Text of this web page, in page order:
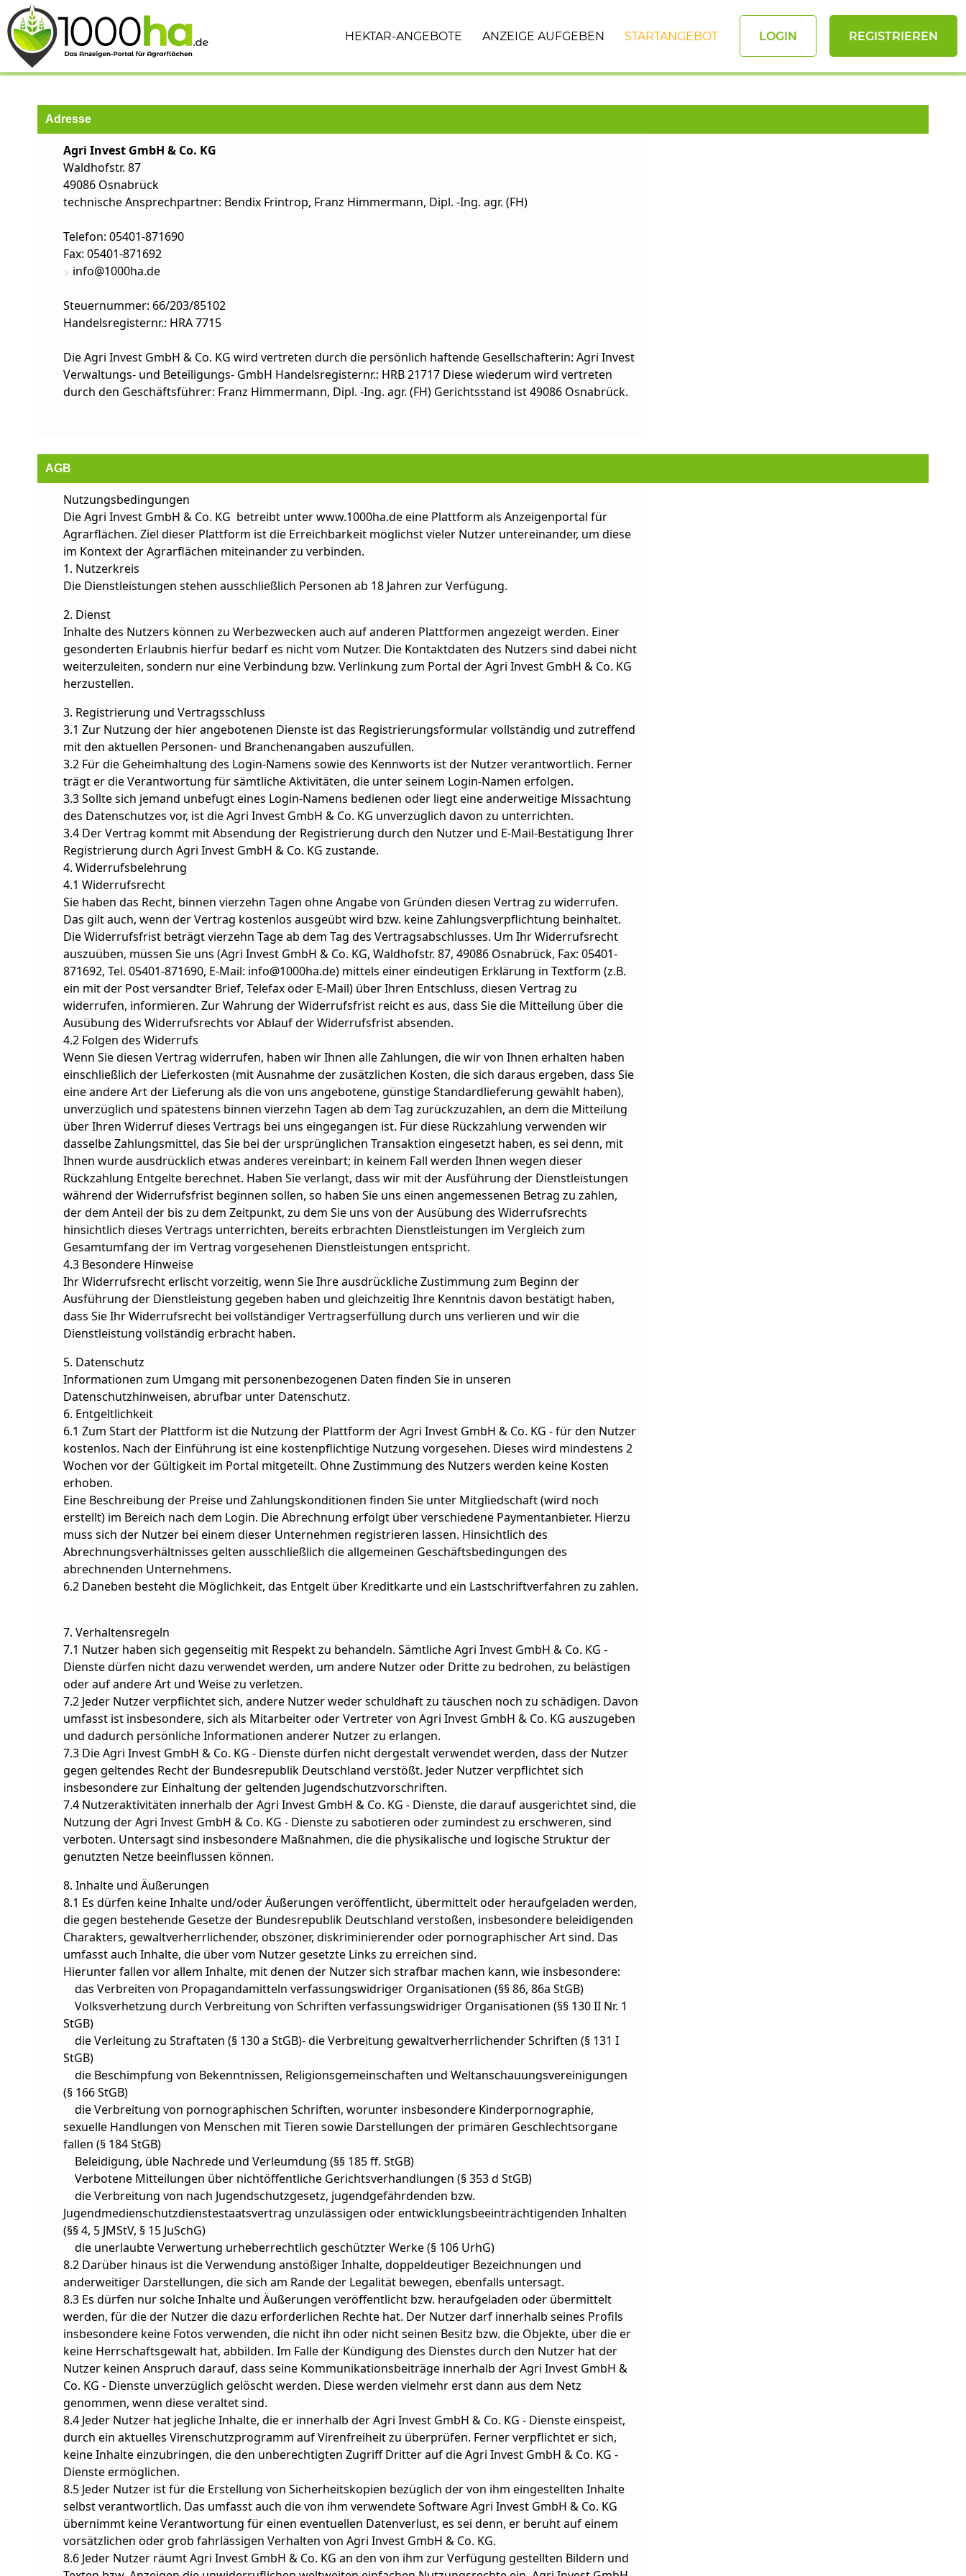
HEKTAR-ANGEBOTE ANZEIGE AUFGEBEN STARTANGEBOT LOGIN REGISTRIEREN
Adresse
Agri Invest GmbH & Co. KG
Waldhofstr. 87
49086 Osnabrück
technische Ansprechpartner: Bendix Frintrop, Franz Himmermann, Dipl. -Ing. agr. (FH)
Telefon: 05401-871690
Fax: 05401-871692
info@1000ha.de
Steuernummer: 66/203/85102
Handelsregisternr.: HRA 7715
Die Agri Invest GmbH & Co. KG wird vertreten durch die persönlich haftende Gesellschafterin: Agri Invest
Verwaltungs- und Beteiligungs- GmbH Handelsregisternr.: HRB 21717 Diese wiederum wird vertreten
durch den Geschäftsführer: Franz Himmermann, Dipl. -Ing. agr. (FH) Gerichtsstand ist 49086 Osnabrück.
AGB
Nutzungsbedingungen
Die Agri Invest GmbH & Co. KG betreibt unter www.1000ha.de eine Plattform als Anzeigenportal für
Agrarflächen. Ziel dieser Plattform ist die Erreichbarkeit möglichst vieler Nutzer untereinander, um diese
im Kontext der Agrarflächen miteinander zu verbinden.
1. Nutzerkreis
Die Dienstleistungen stehen ausschließlich Personen ab 18 Jahren zur Verfügung.
2. Dienst
Inhalte des Nutzers können zu Werbezwecken auch auf anderen Plattformen angezeigt werden. Einer
gesonderten Erlaubnis hierfür bedarf es nicht vom Nutzer. Die Kontaktdaten des Nutzers sind dabei nicht
weiterzuleiten, sondern nur eine Verbindung bzw. Verlinkung zum Portal der Agri Invest GmbH & Co. KG
herzustellen.
3. Registrierung und Vertragsschluss
3.1 Zur Nutzung der hier angebotenen Dienste ist das Registrierungsformular vollständig und zutreffend
mit den aktuellen Personen- und Branchenangaben auszufüllen.
3.2 Für die Geheimhaltung des Login-Namens sowie des Kennworts ist der Nutzer verantwortlich. Ferner
trägt er die Verantwortung für sämtliche Aktivitäten, die unter seinem Login-Namen erfolgen.
3.3 Sollte sich jemand unbefugt eines Login-Namens bedienen oder liegt eine anderweitige Missachtung
des Datenschutzes vor, ist die Agri Invest GmbH & Co. KG unverzüglich davon zu unterrichten.
3.4 Der Vertrag kommt mit Absendung der Registrierung durch den Nutzer und E-Mail-Bestätigung Ihrer
Registrierung durch Agri Invest GmbH & Co. KG zustande.
4. Widerrufsbelehrung
4.1 Widerrufsrecht
Sie haben das Recht, binnen vierzehn Tagen ohne Angabe von Gründen diesen Vertrag zu widerrufen.
Das gilt auch, wenn der Vertrag kostenlos ausgeübt wird bzw. keine Zahlungsverpflichtung beinhaltet.
Die Widerrufsfrist beträgt vierzehn Tage ab dem Tag des Vertragsabschlusses. Um Ihr Widerrufsrecht
auszuüben, müssen Sie uns (Agri Invest GmbH & Co. KG, Waldhofstr. 87, 49086 Osnabrück, Fax: 05401-
871692, Tel. 05401-871690, E-Mail: info@1000ha.de) mittels einer eindeutigen Erklärung in Textform (z.B.
ein mit der Post versandter Brief, Telefax oder E-Mail) über Ihren Entschluss, diesen Vertrag zu
widerrufen, informieren. Zur Wahrung der Widerrufsfrist reicht es aus, dass Sie die Mitteilung über die
Ausübung des Widerrufsrechts vor Ablauf der Widerrufsfrist absenden.
4.2 Folgen des Widerrufs
Wenn Sie diesen Vertrag widerrufen, haben wir Ihnen alle Zahlungen, die wir von Ihnen erhalten haben
einschließlich der Lieferkosten (mit Ausnahme der zusätzlichen Kosten, die sich daraus ergeben, dass Sie
eine andere Art der Lieferung als die von uns angebotene, günstige Standardlieferung gewählt haben),
unverzüglich und spätestens binnen vierzehn Tagen ab dem Tag zurückzuzahlen, an dem die Mitteilung
über Ihren Widerruf dieses Vertrags bei uns eingegangen ist. Für diese Rückzahlung verwenden wir
dasselbe Zahlungsmittel, das Sie bei der ursprünglichen Transaktion eingesetzt haben, es sei denn, mit
Ihnen wurde ausdrücklich etwas anderes vereinbart; in keinem Fall werden Ihnen wegen dieser
Rückzahlung Entgelte berechnet. Haben Sie verlangt, dass wir mit der Ausführung der Dienstleistungen
während der Widerrufsfrist beginnen sollen, so haben Sie uns einen angemessenen Betrag zu zahlen,
der dem Anteil der bis zu dem Zeitpunkt, zu dem Sie uns von der Ausübung des Widerrufsrechts
hinsichtlich dieses Vertrags unterrichten, bereits erbrachten Dienstleistungen im Vergleich zum
Gesamtumfang der im Vertrag vorgesehenen Dienstleistungen entspricht.
4.3 Besondere Hinweise
Ihr Widerrufsrecht erlischt vorzeitig, wenn Sie Ihre ausdrückliche Zustimmung zum Beginn der
Ausführung der Dienstleistung gegeben haben und gleichzeitig Ihre Kenntnis davon bestätigt haben,
dass Sie Ihr Widerrufsrecht bei vollständiger Vertragserfüllung durch uns verlieren und wir die
Dienstleistung vollständig erbracht haben.
5. Datenschutz
Informationen zum Umgang mit personenbezogenen Daten finden Sie in unseren
Datenschutzhinweisen, abrufbar unter Datenschutz.
6. Entgeltlichkeit
6.1 Zum Start der Plattform ist die Nutzung der Plattform der Agri Invest GmbH & Co. KG - für den Nutzer
kostenlos. Nach der Einführung ist eine kostenpflichtige Nutzung vorgesehen. Dieses wird mindestens 2
Wochen vor der Gültigkeit im Portal mitgeteilt. Ohne Zustimmung des Nutzers werden keine Kosten
erhoben.
Eine Beschreibung der Preise und Zahlungskonditionen finden Sie unter Mitgliedschaft (wird noch
erstellt) im Bereich nach dem Login. Die Abrechnung erfolgt über verschiedene Paymentanbieter. Hierzu
muss sich der Nutzer bei einem dieser Unternehmen registrieren lassen. Hinsichtlich des
Abrechnungsverhältnisses gelten ausschließlich die allgemeinen Geschäftsbedingungen des
abrechnenden Unternehmens.
6.2 Daneben besteht die Möglichkeit, das Entgelt über Kreditkarte und ein Lastschriftverfahren zu zahlen.
7. Verhaltensregeln
7.1 Nutzer haben sich gegenseitig mit Respekt zu behandeln. Sämtliche Agri Invest GmbH & Co. KG -
Dienste dürfen nicht dazu verwendet werden, um andere Nutzer oder Dritte zu bedrohen, zu belästigen
oder auf andere Art und Weise zu verletzen.
7.2 Jeder Nutzer verpflichtet sich, andere Nutzer weder schuldhaft zu täuschen noch zu schädigen. Davon
umfasst ist insbesondere, sich als Mitarbeiter oder Vertreter von Agri Invest GmbH & Co. KG auszugeben
und dadurch persönliche Informationen anderer Nutzer zu erlangen.
7.3 Die Agri Invest GmbH & Co. KG - Dienste dürfen nicht dergestalt verwendet werden, dass der Nutzer
gegen geltendes Recht der Bundesrepublik Deutschland verstößt. Jeder Nutzer verpflichtet sich
insbesondere zur Einhaltung der geltenden Jugendschutzvorschriften.
7.4 Nutzeraktivitäten innerhalb der Agri Invest GmbH & Co. KG - Dienste, die darauf ausgerichtet sind, die
Nutzung der Agri Invest GmbH & Co. KG - Dienste zu sabotieren oder zumindest zu erschweren, sind
verboten. Untersagt sind insbesondere Maßnahmen, die die physikalische und logische Struktur der
genutzten Netze beeinflussen können.
8. Inhalte und Äußerungen
8.1 Es dürfen keine Inhalte und/oder Äußerungen veröffentlicht, übermittelt oder heraufgeladen werden,
die gegen bestehende Gesetze der Bundesrepublik Deutschland verstoßen, insbesondere beleidigenden
Charakters, gewaltverherrlichender, obszöner, diskriminierender oder pornographischer Art sind. Das
umfasst auch Inhalte, die über vom Nutzer gesetzte Links zu erreichen sind.
Hierunter fallen vor allem Inhalte, mit denen der Nutzer sich strafbar machen kann, wie insbesondere:
das Verbreiten von Propagandamitteln verfassungswidriger Organisationen (§§ 86, 86a StGB)
Volksverhetzung durch Verbreitung von Schriften verfassungswidriger Organisationen (§§ 130 II Nr. 1
StGB)
die Verleitung zu Straftaten (§ 130 a StGB)- die Verbreitung gewaltverherrlichender Schriften (§ 131 I
StGB)
die Beschimpfung von Bekenntnissen, Religionsgemeinschaften und Weltanschauungsvereinigungen
(§ 166 StGB)
die Verbreitung von pornographischen Schriften, worunter insbesondere Kinderpornographie,
sexuelle Handlungen von Menschen mit Tieren sowie Darstellungen der primären Geschlechtsorgane
fallen (§ 184 StGB)
Beleidigung, üble Nachrede und Verleumdung (§§ 185 ff. StGB)
Verbotene Mitteilungen über nichtöffentliche Gerichtsverhandlungen (§ 353 d StGB)
die Verbreitung von nach Jugendschutzgesetz, jugendgefährdenden bzw.
Jugendmedienschutzdienstestaatsvertrag unzulässigen oder entwicklungsbeeinträchtigenden Inhalten
(§§ 4, 5 JMStV, § 15 JuSchG)
die unerlaubte Verwertung urheberrechtlich geschützter Werke (§ 106 UrhG)
8.2 Darüber hinaus ist die Verwendung anstößiger Inhalte, doppeldeutiger Bezeichnungen und
anderweitiger Darstellungen, die sich am Rande der Legalität bewegen, ebenfalls untersagt.
8.3 Es dürfen nur solche Inhalte und Äußerungen veröffentlicht bzw. heraufgeladen oder übermittelt
werden, für die der Nutzer die dazu erforderlichen Rechte hat. Der Nutzer darf innerhalb seines Profils
insbesondere keine Fotos verwenden, die nicht ihn oder nicht seinen Besitz bzw. die Objekte, über die er
keine Herrschaftsgewalt hat, abbilden. Im Falle der Kündigung des Dienstes durch den Nutzer hat der
Nutzer keinen Anspruch darauf, dass seine Kommunikationsbeiträge innerhalb der Agri Invest GmbH &
Co. KG - Dienste unverzüglich gelöscht werden. Diese werden vielmehr erst dann aus dem Netz
genommen, wenn diese veraltet sind.
8.4 Jeder Nutzer hat jegliche Inhalte, die er innerhalb der Agri Invest GmbH & Co. KG - Dienste einspeist,
durch ein aktuelles Virenschutzprogramm auf Virenfreiheit zu überprüfen. Ferner verpflichtet er sich,
keine Inhalte einzubringen, die den unberechtigten Zugriff Dritter auf die Agri Invest GmbH & Co. KG -
Dienste ermöglichen.
8.5 Jeder Nutzer ist für die Erstellung von Sicherheitskopien bezüglich der von ihm eingestellten Inhalte
selbst verantwortlich. Das umfasst auch die von ihm verwendete Software Agri Invest GmbH & Co. KG
übernimmt keine Verantwortung für einen eventuellen Datenverlust, es sei denn, er beruht auf einem
vorsätzlichen oder grob fahrlässigen Verhalten von Agri Invest GmbH & Co. KG.
8.6 Jeder Nutzer räumt Agri Invest GmbH & Co. KG an den von ihm zur Verfügung gestellten Bildern und